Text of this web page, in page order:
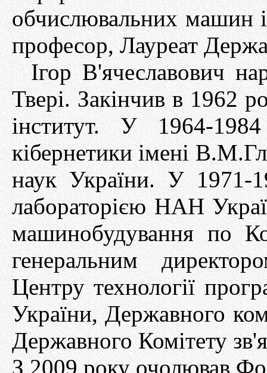
обчислювальних машин
професор, Лауреат
Ігор В'ячеславович
Твері. Закінчив в 1962
інститут. У 1964-
кібернетики імені
наук України. У 1971-
лабораторією НАН
машинобудування по
генеральним
Центру технології
України, Державного
Державного Комітету
З 2009 року очолював